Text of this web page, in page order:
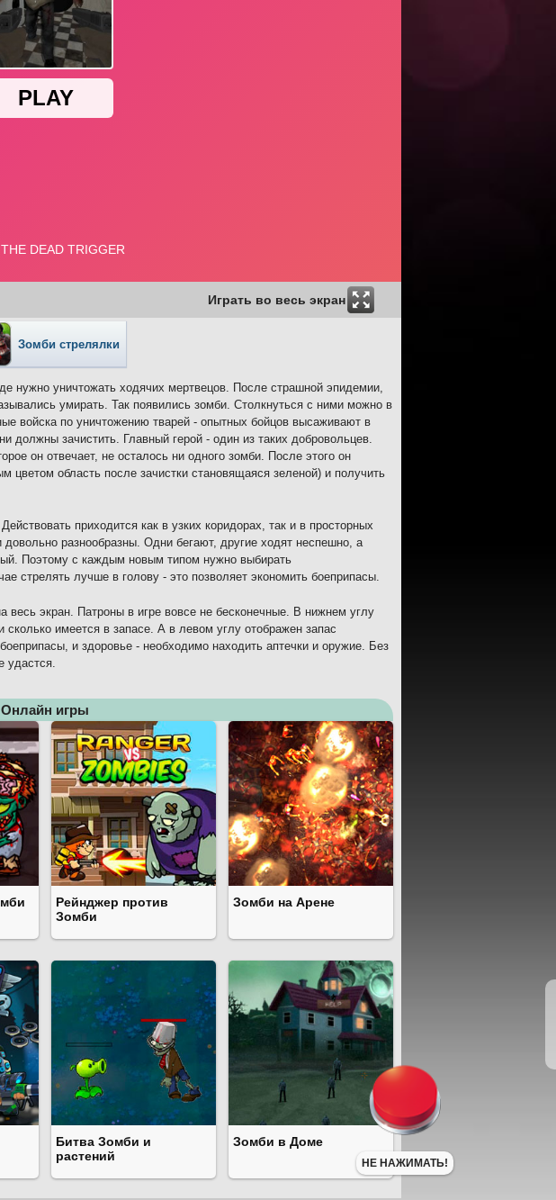
Играть во весь экран
Зомби стрелялки
нужно уничтожать ходячих мертвецов. После страшной эпидемии,
умирать. Так появились зомби. Столкнуться с ними можно в
войска по уничтожению тварей - опытных бойцов высаживают в
должны зачистить. Главный герой - один из таких добровольцев.
он отвечает, не осталось ни одного зомби. После этого он
цветом область после зачистки становящаяся зеленой) и получить
приходится как в узких коридорах, так и в просторных
разнообразны. Одни бегают, другие ходят неспешно, а
Поэтому с каждым новым типом нужно выбирать
стрелять лучше в голову - это позволяет экономить боеприпасы.
весь экран. Патроны в игре вовсе не бесконечные. В нижнем углу
сколько имеется в запасе. А в левом углу отображен запас
и здоровье - необходимо находить аптечки и оружие. Без
удастся.
Онлайн игры
Рейнджер против
Зомби
Зомби на Арене
Битва Зомби и
растений
Зомби в Доме
НЕ НАЖИМАТЬ!